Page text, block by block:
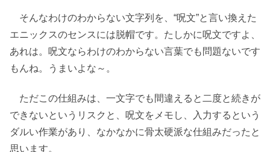
そんなわけのわからない文字列を、“呪文”と言い換えた
エニックスのセンスには脱帽です。たしかに呪文ですよ、
あれは。呪文ならわけのわからない言葉でも問題ないです
もんね。うまいよな～。
ただこの仕組みは、一文字でも間違えると二度と続きが
できないというリスクと、呪文をメモし、入力するという
ダルい作業があり、なかなかに骨太硬派な仕組みだったと
思います。